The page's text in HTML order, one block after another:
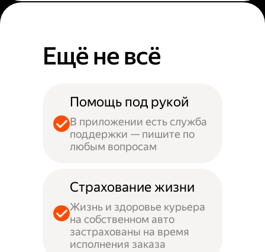
Ещё не всё
Помощь под рукой
В приложении есть служба
поддержки — пишите по
любым вопросам
Страхование жизни
Жизнь и здоровье курьера
на собственном авто
застрахованы на время
исполнения заказа